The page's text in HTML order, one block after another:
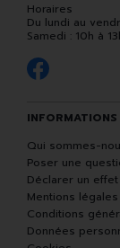
Horaires
Du lundi au
Samedi : 10h à
INFORMATIONS
Qui sommes-
Poser une
Déclarer un
Mentions
Conditions
Données